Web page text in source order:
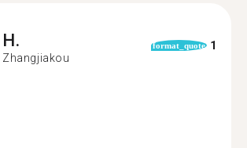
H.
Zhangjiakou
format_quote 1